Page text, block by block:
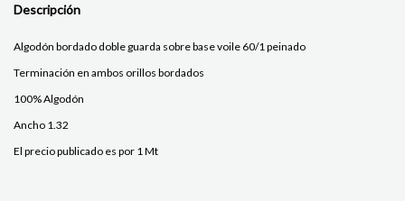
Descripción
Algodón bordado doble guarda sobre base voile 60/1 peinado
Terminación en ambos orillos bordados
100% Algodón
Ancho 1.32
El precio publicado es por 1 Mt